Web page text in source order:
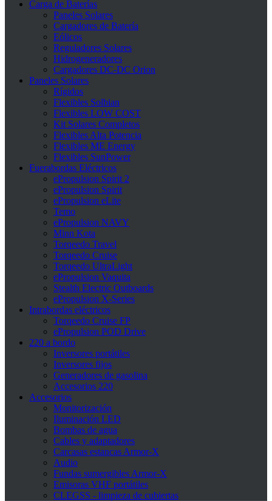
Carga de Baterías
Paneles Solares
Cargadores de Batería
Eólicos
Reguladores Solares
Hidrogeneradores
Cargadores DC-DC Orion
Paneles Solares
Rígidos
Flexibles Solbian
Flexibles LOW COST
Kit Solares Completos
Flexibles Alta Potencia
Flexibles ME Energy
Flexibles SunPower
Fuerabordas Eléctricos
ePropulsion Spirit 2
ePropulsion Spirit
ePropulsion eLite
Temo
ePropulsion NAVY
Minn Kota
Torqeedo Travel
Torqeedo Cruise
Torqeedo UltraLight
ePropulsion Vaquita
Stealth Electric Outboards
ePropulsion X-Series
Intrabordas eléctricos
Torqeedo Cruise FP
ePropulsion POD Drive
220 a bordo
Inversores portátiles
Inversores fijos
Generadores de gasolina
Accesorios 220
Accesorios
Monitorización
Iluminación LED
Bombas de agua
Cables y adaptadores
Carcasas estancas Armor-X
Audio
Fundas sumergibles Armor-X
Emisoras VHF portátiles
CLEGSS - limpieza de cubiertas